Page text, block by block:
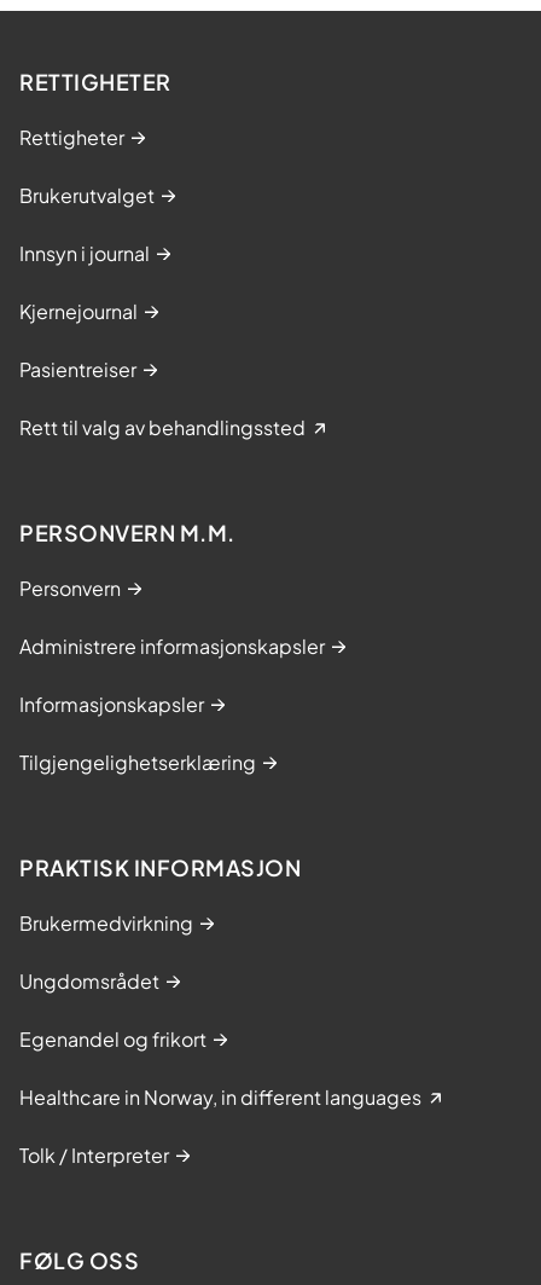
RETTIGHETER
Rettigheter
Brukerutvalget
Innsyn i journal
Kjernejournal
Pasientreiser
Rett til valg av behandlingssted
PERSONVERN M.M.
Personvern
Administrere informasjonskapsler
Informasjonskapsler
Tilgjengelighetserklæring
PRAKTISK INFORMASJON
Brukermedvirkning
Ungdomsrådet
Egenandel og frikort
Healthcare in Norway, in different languages
Tolk / Interpreter
FØLG OSS